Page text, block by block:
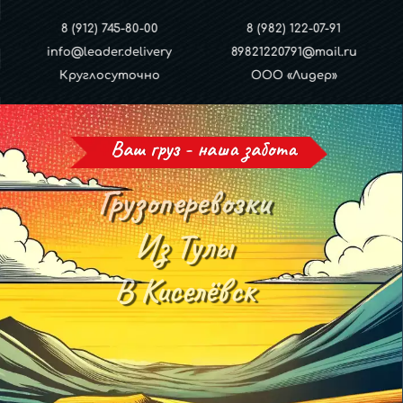
8 (912) 745-80-00
8 (982) 122-07-91
info@leader.delivery
89821220791@mail.ru
Круглосуточно
ООО «Лидер»
Ваш груз - наша забота
Грузоперевозки
Из Тулы
В Киселёвск
И обратно!